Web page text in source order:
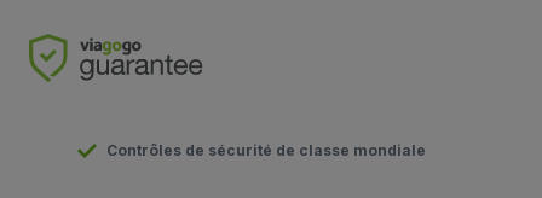
Contrôles de sécurité de classe mondiale